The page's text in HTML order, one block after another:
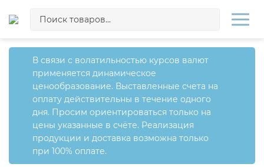
В связи с волатильностью курсов валют
применяется динамическое
ценообразование. Выставленные счета на
оплату действительны в течение одного
дня. Просим ориентироваться только на
цены указанные в счёте. Реализация
продукции и доставка возможна только
при 100% оплате.